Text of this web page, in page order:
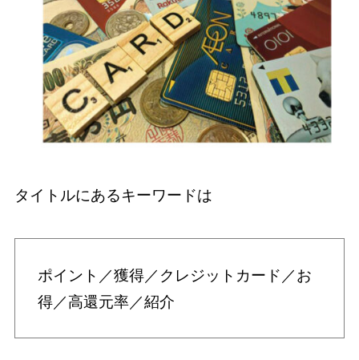
タイトルにあるキーワードは
ポイント／獲得／クレジットカード／お
得／高還元率／紹介